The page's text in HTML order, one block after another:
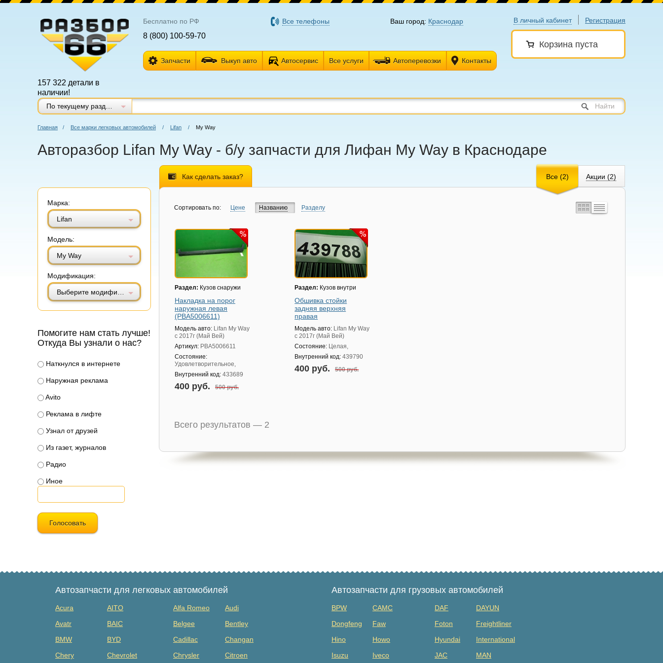
В личный кабинет Регистрация
Корзина пуста
157 322 детали в
наличии!
Бесплатно по РФ
8 (800) 100-59-70
Все телефоны Ваш город: Краснодар
Запчасти Выкуп авто Автосервис Все услуги Автоперевозки Контакты
Найти
Главная / Все марки легковых автомобилей / Lifan / My Way
Авторазбор Lifan My Way - б/у запчасти для Лифан My Way в Краснодаре
Марка:
Lifan
Модель:
My Way
Модификация:
Помогите нам стать лучше!
Откуда Вы узнали о нас?
Наткнулся в интернете
Наружная реклама
Avito
Реклама в лифте
Узнал от друзей
Из газет, журналов
Радио
Иное
Голосовать
Все (2) Акции (2)
Как сделать заказ?
Сортировать по: Цене Названию Разделу
Раздел: Кузов снаружи
Накладка на порог
наружная левая
(PBA5006611)
Модель авто: Lifan My Way
с 2017г (Май Вей)
Артикул: PBA5006611
Состояние:
Удовлетворительное,
Внутренний код: 433689
400 руб. 500 руб.
Раздел: Кузов внутри
Обшивка стойки
задняя верхняя
правая
Модель авто: Lifan My Way
с 2017г (Май Вей)
Состояние: Целая,
Внутренний код:439790
400 руб.500 руб.
Всего результатов — 2
Автозапчасти для легковых автомобилей
Acura AITO Alfa Romeo
Audi
Avatr
BAIC Belgee
Bentley
BMW
BYD Cadillac
Changan
Chery
Chevrolet Chrysler Citroen
Автозапчасти для грузовых автомобилей
BPW CAMC DAF
DAYUN
Dongfeng
Faw Foton
Freightliner
Hino
Howo Hyundai
International
Isuzu
Iveco JAC MAN